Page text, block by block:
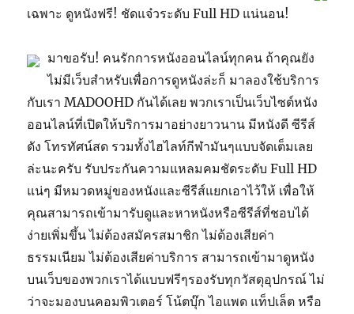
เฉพาะ ดูหนังฟรี! ชัดแจ๋วระดับ Full HD แน่นอน!
มาขอรับ! คนรักการหนังออนไลน์ทุกคน ถ้าคุณยัง
ไม่มีเว็บสำหรับเพื่อการดูหนังล่ะก็ มาลองใช้บริการ
กับเรา MADOOHD กันได้เลย พวกเราเป็นเว็บไซต์หนัง
ออนไลน์ที่เปิดให้บริการมาอย่างยาวนาน มีหนังดี ซีรีส์
ดัง โทรทัศน์สด รวมทั้งไฮไลท์กีฬามันๆแบบจัดเต็มเลย
ล่ะนะครับ รับประกันความแหลมคมชัดระดับ Full HD
แน่ๆ มีหมวดหมู่ของหนังและซีรีส์แยกเอาไว้ให้ เพื่อให้
คุณสามารถเข้ามารับดูและหาหนังหรือซีรีส์ที่ชอบได้
ง่ายเพิ่มขึ้น ไม่ต้องสมัครสมาชิก ไม่ต้องเสียค่า
ธรรมเนียม ไม่ต้องเสียค่าบริการ สามารถเข้ามาดูหนัง
บนเว็บของพวกเราได้แบบฟรีๆรองรับทุกวัสดุอุปกรณ์ ไม่
ว่าจะมองบนคอมพิวเตอร์ โน้ตบุ๊ก ไอแพด แท็ปเล็ต หรือ